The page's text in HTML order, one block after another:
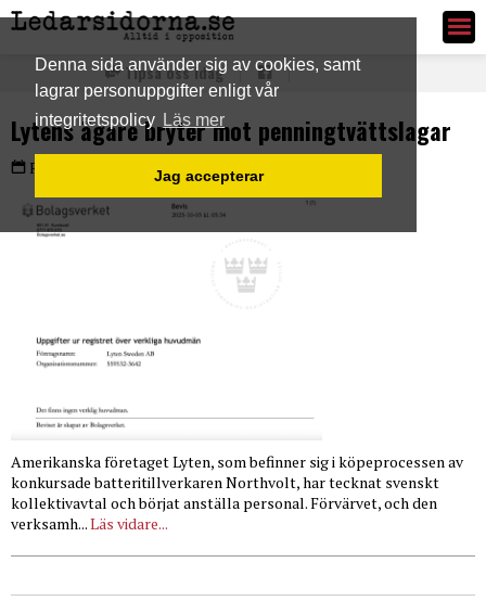
Denna sida använder sig av cookies, samt
lagrar personuppgifter enligt vår
integritetspolicy Läs mer
Jag accepterar
Ledarsidorna.se
Tipsa oss idag
Lytens ägare bryter mot penningtvättslagar
Fredag 3 okt 2025
Amerikanska företaget Lyten, som befinner sig i köpeprocessen av
konkursade batteritillverkaren Northvolt, har tecknat svenskt
kollektivavtal och börjat anställa personal. Förvärvet, och den
verksamh...Läs vidare...